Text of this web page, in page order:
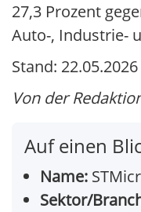
27,3 Prozent
Auto-, Industrie-
Stand: 22.05.2026
Von der
Auf einen
Name:
Sektor/